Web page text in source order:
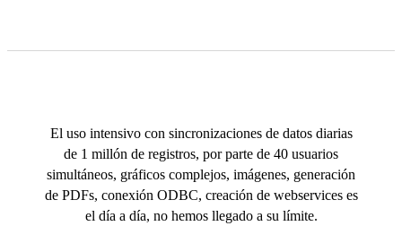
El uso intensivo con sincronizaciones de datos diarias
de 1 millón de registros, por parte de 40 usuarios
simultáneos, gráficos complejos, imágenes, generación
de PDFs, conexión ODBC, creación de webservices es
el día a día, no hemos llegado a su límite.